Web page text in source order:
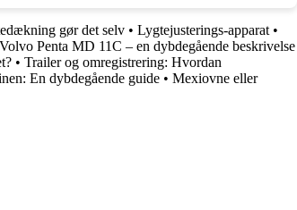
gør det selv • Lygtejusterings-apparat •
Volvo Penta MD 11C – en dybdegående beskrivelse
• Trailer og omregistrering: Hvordan
En dybdegående guide • Mexiovne eller